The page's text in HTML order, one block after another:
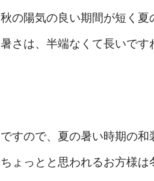
秋の陽気の良い期間が短く夏
暑さは、半端なくて長いです
ですので、夏の暑い時期の和
ちょっとと思われるお方様は